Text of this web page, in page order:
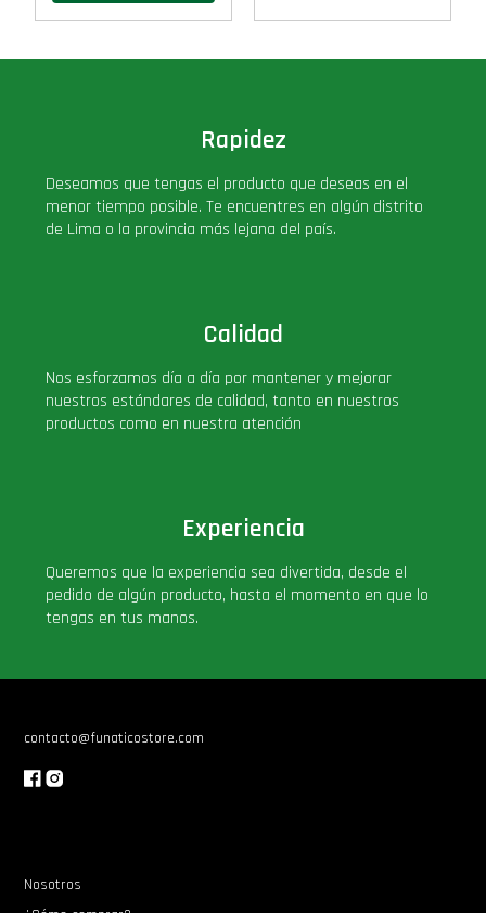
Rapidez
Deseamos que tengas el producto que deseas en el
menor tiempo posible. Te encuentres en algún distrito
de Lima o la provincia más lejana del país.
Calidad
Nos esforzamos día a día por mantener y mejorar
nuestros estándares de calidad, tanto en nuestros
productos como en nuestra atención
Experiencia
Queremos que la experiencia sea divertida, desde el
pedido de algún producto, hasta el momento en que lo
tengas en tus manos.
contacto@funaticostore.com
Nosotros